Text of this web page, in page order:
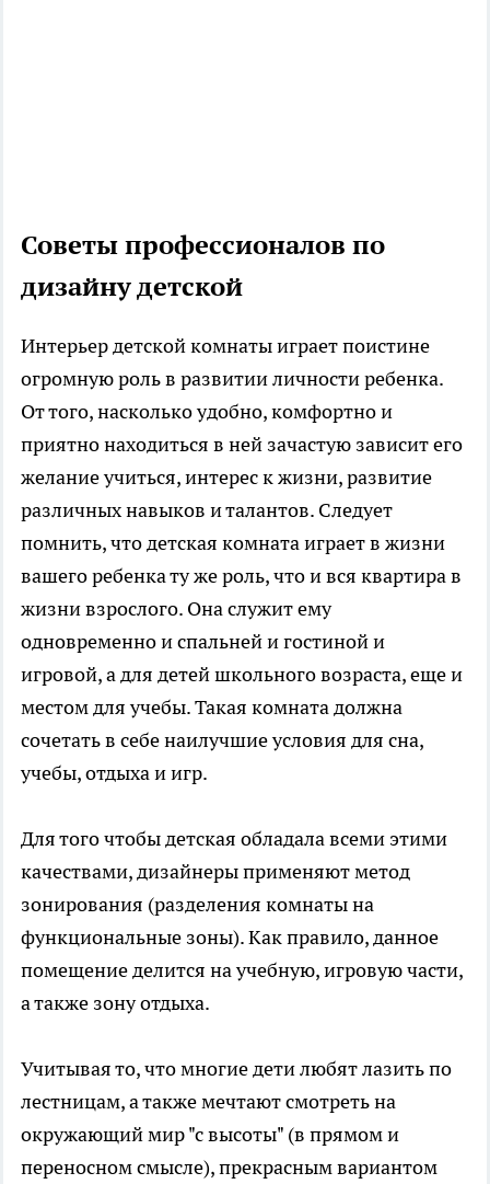
Советы профессионалов по
дизайну детской
Интерьер детской комнаты играет поистине
огромную роль в развитии личности ребенка.
От того, насколько удобно, комфортно и
приятно находиться в ней зачастую зависит его
желание учиться, интерес к жизни, развитие
различных навыков и талантов. Следует
помнить, что детская комната играет в жизни
вашего ребенка ту же роль, что и вся квартира в
жизни взрослого. Она служит ему
одновременно и спальней и гостиной и
игровой, а для детей школьного возраста, еще и
местом для учебы. Такая комната должна
сочетать в себе наилучшие условия для сна,
учебы, отдыха и игр.
Для того чтобы детская обладала всеми этими
качествами, дизайнеры применяют метод
зонирования (разделения комнаты на
функциональные зоны). Как правило, данное
помещение делится на учебную, игровую части,
а также зону отдыха.
Учитывая то, что многие дети любят лазить по
лестницам, а также мечтают смотреть на
окружающий мир "с высоты" (в прямом и
переносном смысле), прекрасным вариантом